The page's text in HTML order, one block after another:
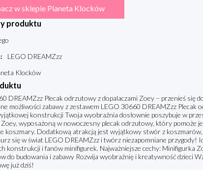
w sklepie Planeta Klocków
produktu
:
LEGO DREAMZzz
Klocków
DREAMZzz Plecak odrzutowy z dopalaczami Zoey – przenieś się
możliwości zabawy z zestawem LEGO 30660 DREAMZzz Plecak
konstrukcji Twoja wyobraźnia dosłownie poszybuje w
wyposażoną w nowoczesny plecak odrzutowy, który pomoże
koszmary. Dodatkową atrakcją jest wyjątkowy stwór z
się w świat LEGO DREAMZzz i twórz niezapomniane przygody!
konstrukcji i fanów minifigurek. Najważniejsze cechy: Minifigurka
do budowania i zabawy Rozwija wyobraźnię i kreatywność dzieci
już dziś!